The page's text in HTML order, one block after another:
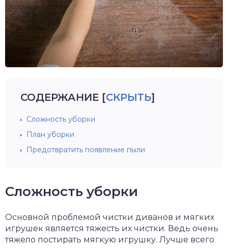
СОДЕРЖАНИЕ [СКРЫТЬ]
Сложность уборки
План уборки
Предотвратить появление пыли
Сложность уборки
Основной проблемой чистки диванов и мягких
игрушек является тяжесть их чистки. Ведь очень
тяжело постирать мягкую игрушку. Лучше всего